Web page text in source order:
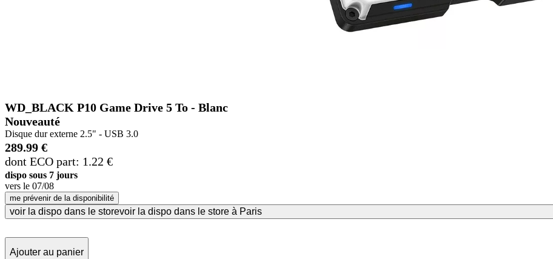
WD_BLACK P10 Game Drive 5 To - Blanc
Nouveauté
Disque dur externe 2.5" - USB 3.0
289.99 €
dont ECO part: 1.22 €
dispo sous 7 jours
vers le 07/08
me prévenir de la disponibilité
voir la dispo dans le storevoir la dispo dans le store à Paris
Ajouter au panier